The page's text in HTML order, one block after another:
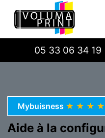
05 33 06 34 19
Mybuisness
Aide à la